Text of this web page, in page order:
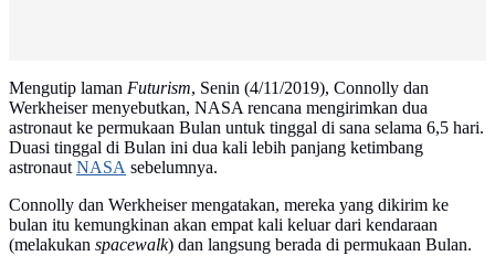
Mengutip laman Futurism, Senin (4/11/2019), Connolly dan
Werkheiser menyebutkan, NASA rencana mengirimkan dua
astronaut ke permukaan Bulan untuk tinggal di sana selama 6,5 hari.
Duasi tinggal di Bulan ini dua kali lebih panjang ketimbang
astronautNASA sebelumnya.
Connolly dan Werkheiser mengatakan, mereka yang dikirim ke
bulan itu kemungkinan akan empat kali keluar dari kendaraan
(melakukan spacewalk) dan langsung berada di permukaan Bulan.